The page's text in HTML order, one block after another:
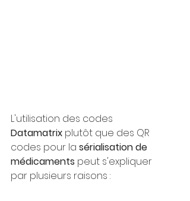
L'utilisation des codes
Datamatrix plutôt que des QR
codes pour la sérialisation de
médicaments peut s'expliquer
par plusieurs raisons :